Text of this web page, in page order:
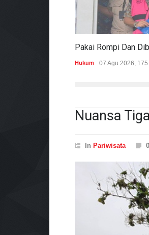
Hukum 07 Agu 2026, 175
Nuansa
In Pariwisata